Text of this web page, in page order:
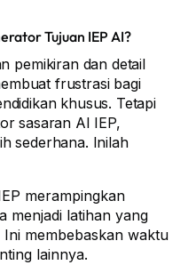
Tujuan IEP AI?
pemikiran dan detail
frustrasi bagi
khusus. Tetapi
sasaran AI IEP,
sederhana. Inilah
merampingkan
menjadi latihan yang
membebaskan waktu
lainnya.